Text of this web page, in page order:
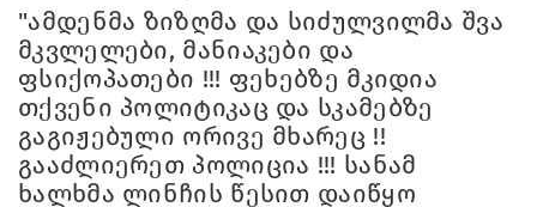
"ამდენმა ზიზღმა და სიძულვილმა შვა
მკვლელები, მანიაკები და
ფსიქოპათები !!! ფეხებზე მკიდია
თქვენი პოლიტიკაც და სკამებზე
გაგიჟებული ორივე მხარეც !!
გააძლიერეთ პოლიცია !!! სანამ
ხალხმა ლინჩის წესით დაიწყო